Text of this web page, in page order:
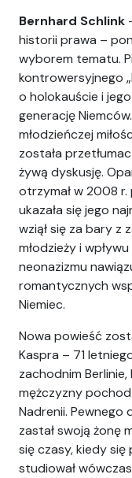
Bernhard Schlink
historii prawa –
wyborem tematu.
kontrowersyjnego
o holokauście i
generację
młodzieńczej
została
żywą dyskusję.
otrzymał w 2008
ukazała się jego
wziął się za bary z
młodzieży i
neonazizmu
romantycznych
Niemiec.
Nowa powieść
Kaspra – 71
zachodnim
mężczyzny
Nadrenii. Pewnego
zastał swoją żonę
się czasy, kiedy się
studiował